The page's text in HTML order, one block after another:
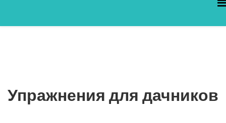
Упражнения для дачников